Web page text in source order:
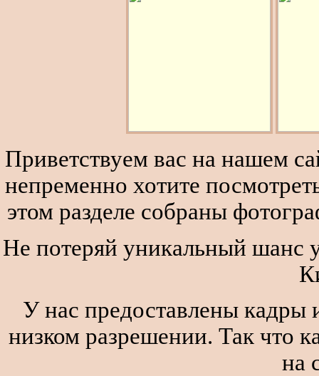
Приветствуем вас на нашем
непременно хотите
этом разделе собраны
Не потеряй уникальный шанс
У нас предоставлены кадры
низком разрешении. Так что
на